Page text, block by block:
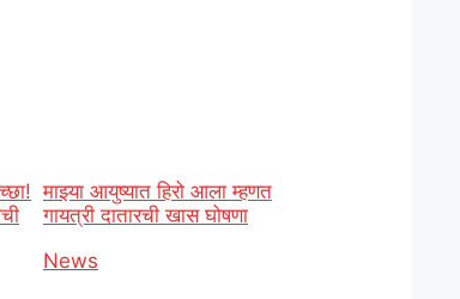
माझ्या आयुष्यात हिरो आला म्हणत
गायत्री दातारची खास घोषणा
In relation to
News